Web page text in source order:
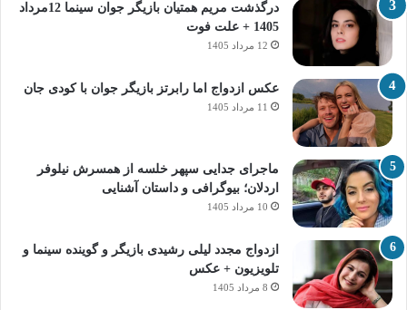
درگذشت مریم همتیان بازیگر جوان سینما 12مرداد
1405 + علت فوت
12 مرداد 1405
عکس ازدواج اما رابرتز بازیگر جوان با کودی جان
11 مرداد 1405
ماجرای جدایی سپهر خلسه از همسرش نیلوفر
اردلان؛ بیوگرافی و داستان آشنایی
10 مرداد 1405
ازدواج مجدد لیلی رشیدی بازیگر و گوینده سینما و
تلویزیون + عکس
8 مرداد 1405